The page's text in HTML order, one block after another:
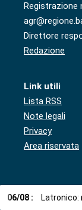
Registrazione
Direttore
Redazione
Link utili
Lista RSS
Note legali
Privacy
Area riservata
06/08 : Latronico: